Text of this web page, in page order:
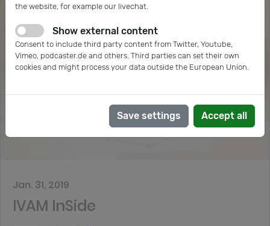
Jan. 31, 2019
IVAM InSide
the website, for example our livechat.
Show external content
Consent to include third party content from Twitter, Youtube,
Vimeo, podcaster.de and others. Third parties can set their own
cookies and might process your data outside the European Union.
Save settings Accept all